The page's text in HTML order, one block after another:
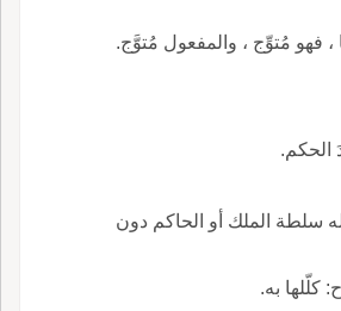
، فهو مُتوِّج ، والمفعول مُتوَّج.
الحكم.
سلطة الملك أو الحاكم دون
كلّلها به.